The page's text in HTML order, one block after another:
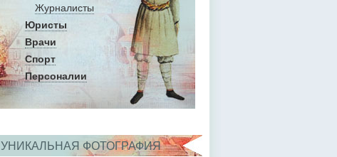
Журналисты
Юристы
Врачи
Спорт
Персоналии
УНИКАЛЬНАЯ ФОТОГРАФИЯ